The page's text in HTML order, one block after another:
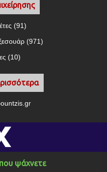
(91)
(971)
(10)
ψάχνετε